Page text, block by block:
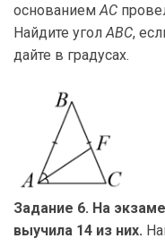
основаниемAC
Найдите уголABC,
дайте в градусах.
Задание 6. На
выучила 14 из них.